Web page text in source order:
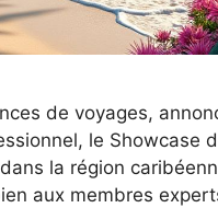
de voyages,
le Showcase
la région
aux membres